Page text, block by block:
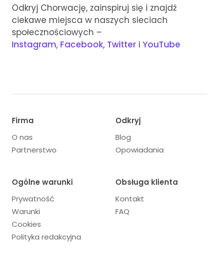
Odkryj Chorwację, zainspiruj się i znajdź
ciekawe miejsca w naszych sieciach
społecznościowych –
Instagram, Facebook, Twitter i YouTube
Firma
O nas
Partnerstwo
Odkryj
Blog
Opowiadania
Ogólne warunki
Prywatność
Warunki
Cookies
Polityka redakcyjna
Obsługa klienta
Kontakt
FAQ